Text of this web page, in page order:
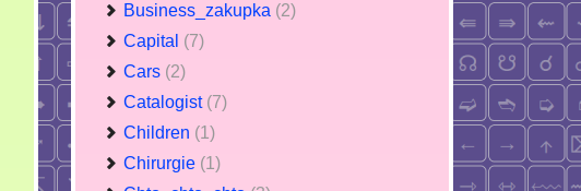
Business_zakupka (2)
Capital (7)
Cars (2)
Catalogist (7)
Children (1)
Chirurgie (1)